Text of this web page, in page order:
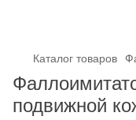
Каталог товаров
подвижной